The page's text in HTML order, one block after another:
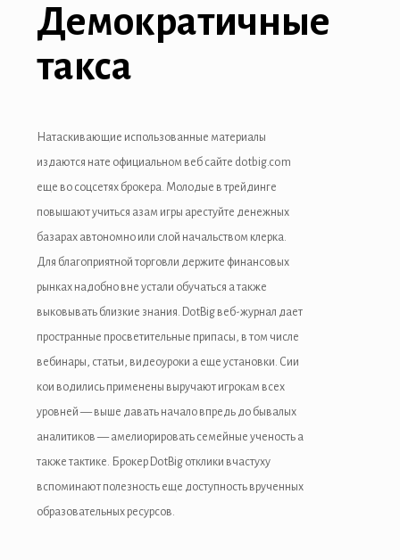
Демократичные
такса
Натаскивающие использованные материалы
издаются нате официальном веб сайте dotbig.com
еще во соцсетях брокера. Молодые в трейдинге
повышают учиться азам игры арестуйте денежных
базарах автономно или слой начальством клерка.
Для благоприятной торговли держите финансовых
рынках надобно вне устали обучаться а также
выковывать близкие знания. DotBig веб-журнал дает
пространные просветительные припасы, в том числе
вебинары, статьи, видеоуроки а еще установки. Сии
кои водились применены выручают игрокам всех
уровней — выше давать начало впредь до бывалых
аналитиков — амелиорировать семейные ученость а
также тактике. Брокер DotBig отклики вчастуху
вспоминают полезность еще доступность врученных
образовательных ресурсов.